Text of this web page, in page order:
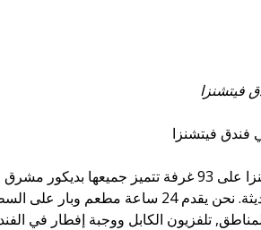
فيتشنزا
فندق فيتشنزا
يحتوي فندق فيتشنزا على 93 غرفة تتميز
وسائل الراحة الحديثة. نحن يقدم 24 ساعة
تلفزيون الكابل ووجبة إفطار في